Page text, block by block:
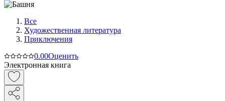
Все
Художественная литература
Приключения
0.00Оценить
Электронная книга